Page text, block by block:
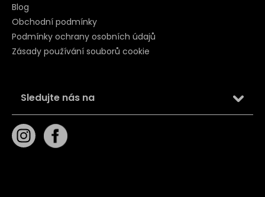
Blog
Obchodní podmínky
Podmínky ochrany osobních údajů
Zásady používání souborů cookie
Sledujte nás na